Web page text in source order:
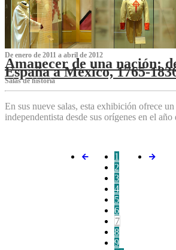
De enero de 2011 a abril de 2012
Amanecer de una nación:
España a México, 1765-
Salas de historia
En sus nueve salas, esta exhibición ofrece
independentista desde sus orígenes en el
1
2
3
4
5
6
7
8
9